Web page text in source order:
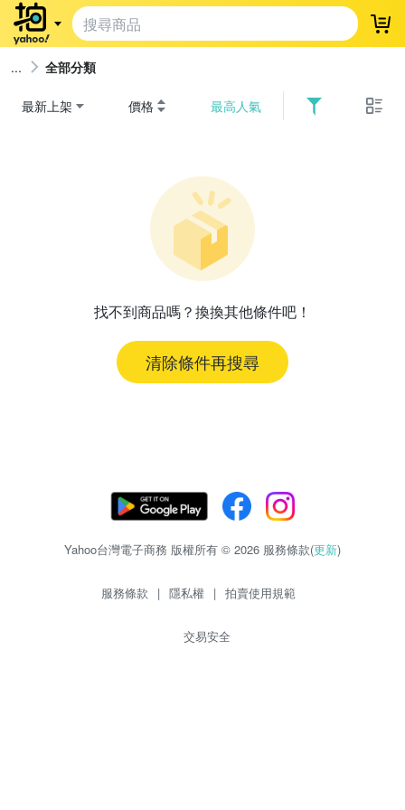
登
全部分類
最新上架 價格 最高人氣
找不到商品嗎？換換其他條件吧！
清除條件再搜尋
Yahoo台灣電子商務 版權所有 © 2026 服務條款(更新)
服務條款 | 隱私權 | 拍賣使用規範
交易安全